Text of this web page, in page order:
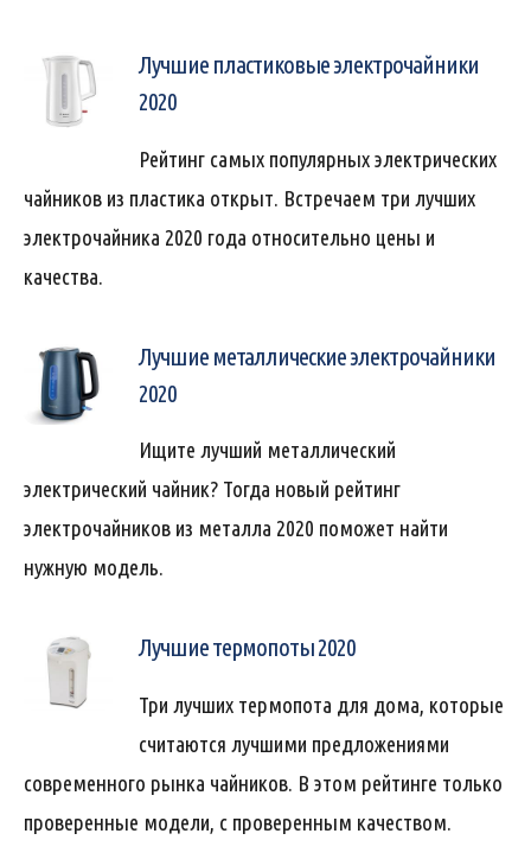
Лучшие пластиковые электрочайники
2020
Рейтинг самых популярных электрических
чайников из пластика открыт. Встречаем три лучших
электрочайника 2020 года относительно цены и
качества.
Лучшие металлические электрочайники
2020
Ищите лучший металлический
электрический чайник? Тогда новый рейтинг
электрочайников из металла 2020 поможет найти
нужную модель.
Лучшие термопоты 2020
Три лучших термопота для дома, которые
считаются лучшими предложениями
современного рынка чайников. В этом рейтинге только
проверенные модели, с проверенным качеством.